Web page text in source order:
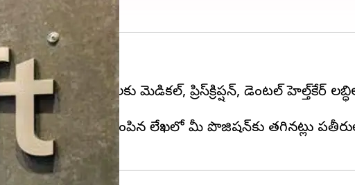
ఉద్యోగులకు మెడికల్‌, ప్రిస్‌క్రిప్షన్‌, డెంటల్‌ హెల్త్‌కేర్‌ లబ్ధిలు
ఉద్యోగులకు పంపిన లేఖలో మీ పొజిషన్‌కు తగినట్లు